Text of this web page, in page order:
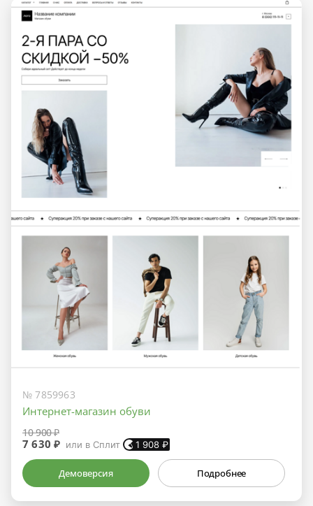
№ 7859963
Интернет-магазин обуви
10 900 ₽
7 630 ₽ или в Сплит 1 908 ₽
Демоверсия Подробнее